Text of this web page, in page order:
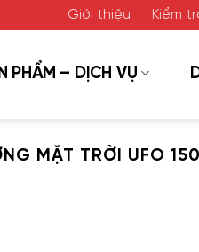
Giới thiệu Kiểm
PHẨM – DỊCH VỤ
MẶT TRỜI UFO